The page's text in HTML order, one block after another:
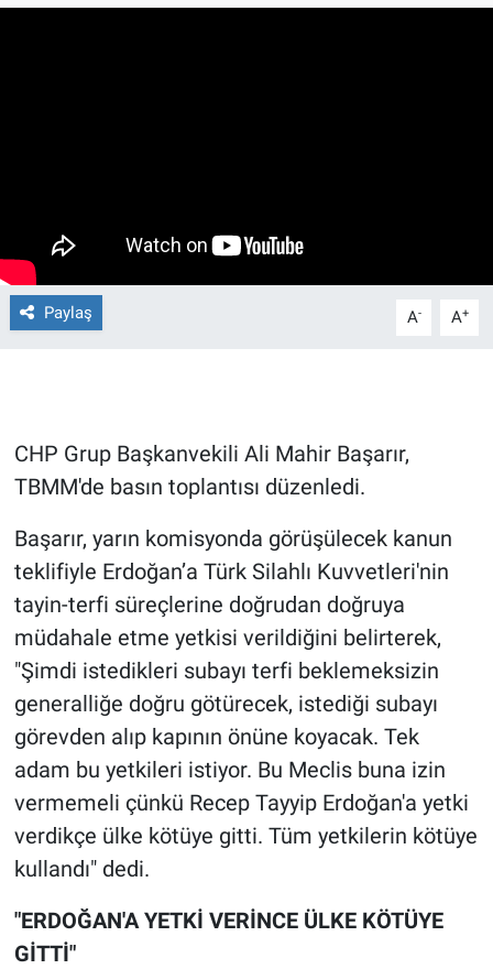
Paylaş A- A+
CHP Grup Başkanvekili Ali Mahir Başarır,
TBMM'de basın toplantısı düzenledi.
Başarır, yarın komisyonda görüşülecek kanun
teklifiyle Erdoğan’a Türk Silahlı Kuvvetleri'nin
tayin-terfi süreçlerine doğrudan doğruya
müdahale etme yetkisi verildiğini belirterek,
"Şimdi istedikleri subayı terfi beklemeksizin
generalliğe doğru götürecek, istediği subayı
görevden alıp kapının önüne koyacak. Tek
adam bu yetkileri istiyor. Bu Meclis buna izin
vermemeli çünkü Recep Tayyip Erdoğan'a yetki
verdikçe ülke kötüye gitti. Tüm yetkilerin kötüye
kullandı" dedi.
"ERDOĞAN'A YETKİ VERİNCE ÜLKE KÖTÜYE
GİTTİ"
Günün görüntüsü
Kimdir
Koronavirüs
Kültür Sanat
Ne demişti
Nedir
Popüler
Programlar
Spor